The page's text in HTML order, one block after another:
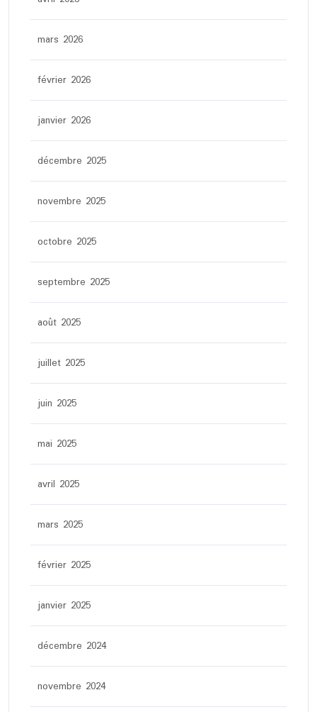
mars 2026
février 2026
janvier 2026
décembre 2025
novembre 2025
octobre 2025
septembre 2025
août 2025
juillet 2025
juin 2025
mai 2025
avril 2025
mars 2025
février 2025
janvier 2025
décembre 2024
novembre 2024